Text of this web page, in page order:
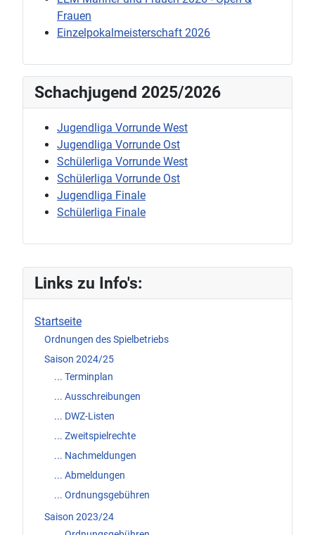
Links zu Info's:
Startseite
Ordnungen des Spielbetriebs
Saison 2024/25
... Terminplan
... Ausschreibungen
... DWZ-Listen
... Zweitspielrechte
... Nachmeldungen
... Abmeldungen
... Ordnungsgebühren
Saison 2023/24
Frauen
Einzelpokalmeisterschaft 2026
Schachjugend 2025/2026
Jugendliga Vorrunde West
Jugendliga Vorrunde Ost
Schülerliga Vorrunde West
Schülerliga Vorrunde Ost
Jugendliga Finale
Schülerliga Finale